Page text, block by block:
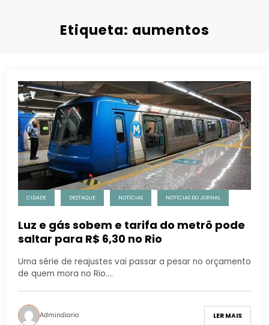
Etiqueta: aumentos
CIDADE DESTAQUE NOTÍCIAS NOTÍCIAS DO JORNAL
Luz e gás sobem e tarifa do metrô pode
saltar para R$ 6,30 no Rio
Uma série de reajustes vai passar a pesar no orçamento
de quem mora no Rio.…
Admindiario LER MAIS